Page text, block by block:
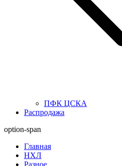
ПФК ЦСКА
Распродажа
option-span
Главная
НХЛ
Разное